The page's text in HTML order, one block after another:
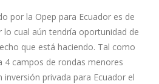
por la Opep para Ecuador es de
lo cual aún tendría oportunidad de
que está haciendo. Tal como
4 campos de rondas menores
inversión privada para Ecuador el